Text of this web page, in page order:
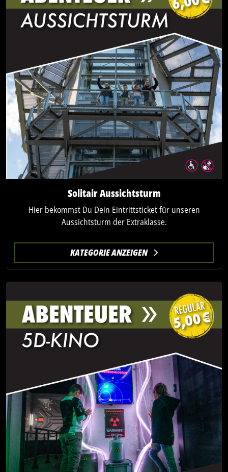
Solitair Aussichtsturm
Hier bekommst Du Dein Eintrittsticket für unseren
Aussichtsturm der Extraklasse.
KATEGORIE ANZEIGEN